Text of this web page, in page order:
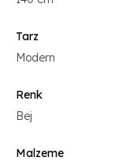
Tarz
Modern
Renk
Bej
Malzeme